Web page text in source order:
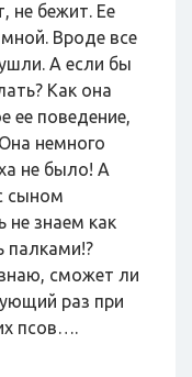
не бежит. Ее
Вроде все
А если бы
Как она
ее поведение,
немного
не было! А
сыном
не знаем как
палками!?
сможет ли
раз при
псов….